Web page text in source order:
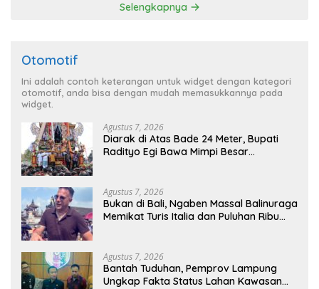
Selengkapnya
Otomotif
Ini adalah contoh keterangan untuk widget dengan kategori
otomotif, anda bisa dengan mudah memasukkannya pada
widget.
Agustus 7, 2026
Diarak di Atas Bade 24 Meter, Bupati
Radityo Egi Bawa Mimpi Besar
Agustus 7, 2026
Bukan di Bali, Ngaben Massal Balinuraga
Memikat Turis Italia dan Puluhan Ribu
Agustus 7, 2026
Bantah Tuduhan, Pemprov Lampung
Ungkap Fakta Status Lahan Kawasan